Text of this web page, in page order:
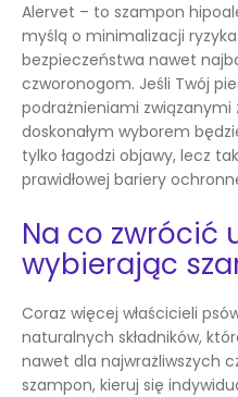
Alervet – to szampon
myślą o minimalizacji
bezpieczeństwa nawet
czworonogom. Jeśli Twój
podrażnieniami związanymi
doskonałym wyborem
tylko łagodzi objawy, lecz
prawidłowej bariery
Na co zwrócić
wybierając
Coraz więcej właścicieli
naturalnych składników,
nawet dla najwrażliwszych
szampon, kieruj się